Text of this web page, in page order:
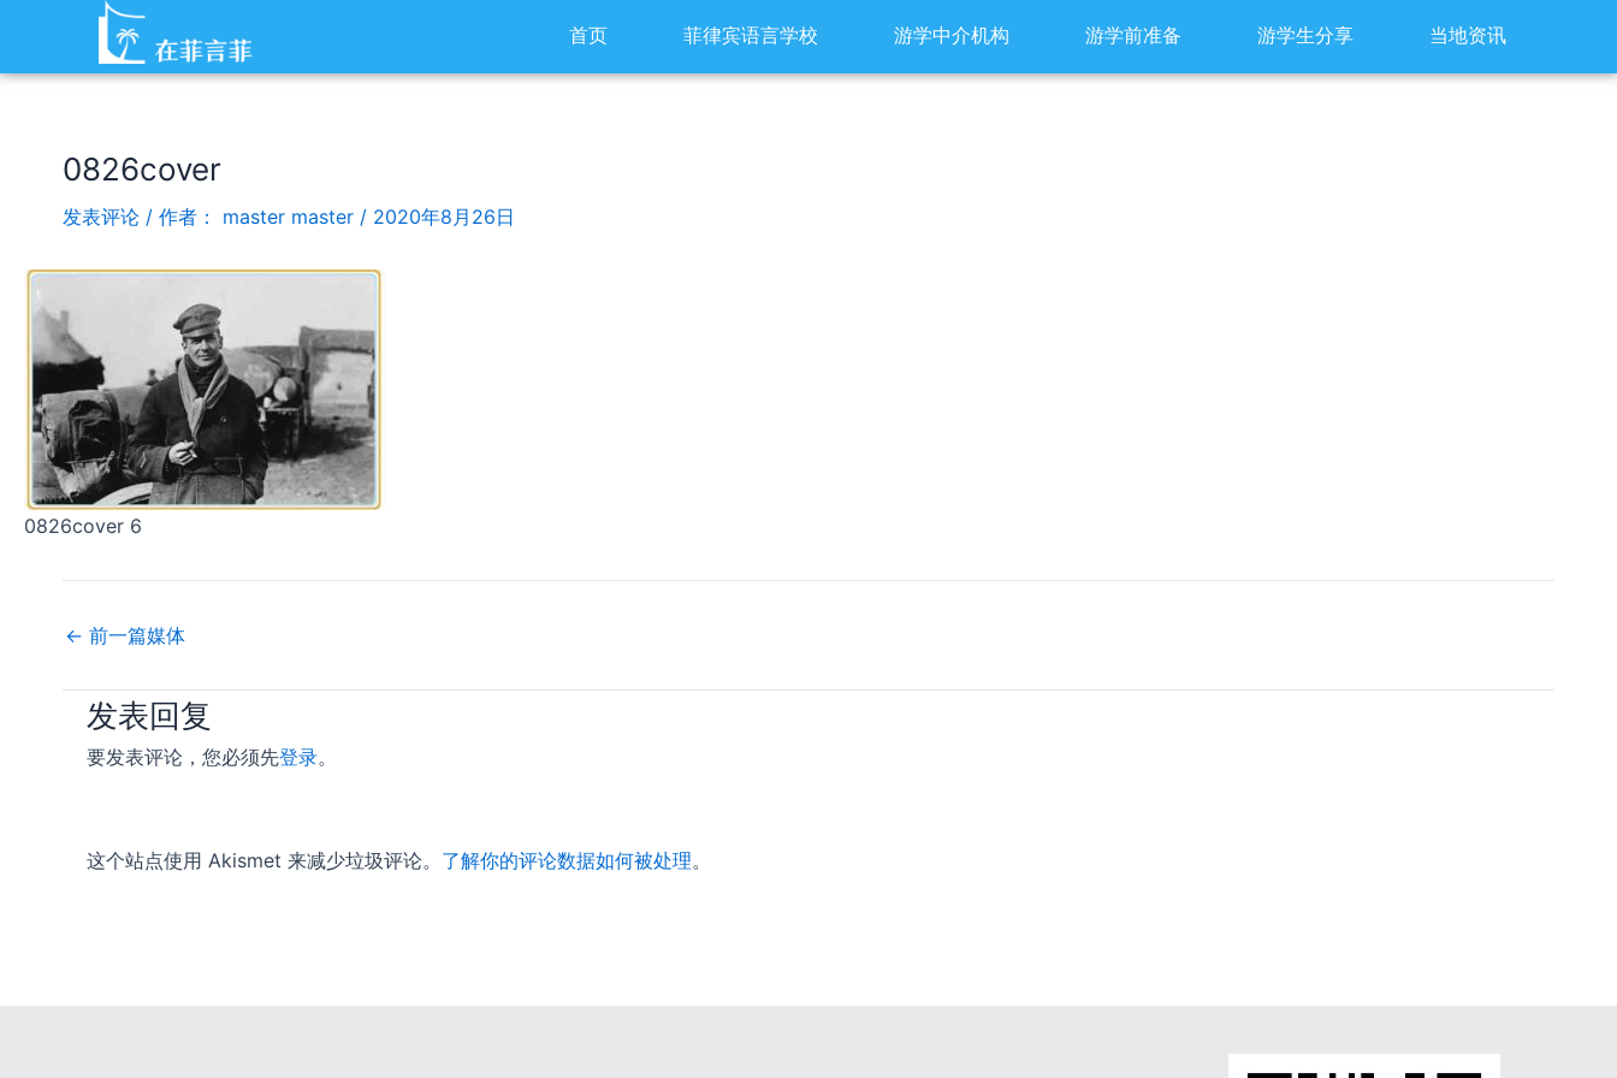
内
首页 菲律宾语言学校 游学中介机构 游学前准备 游学生分享 当地资讯
0826cover
发表评论 / 作者： master master / 2020年8月26日
0826cover 6
Post
navigation
← 前一篇媒体
发表回复
要发表评论，您必须先登录。
这个站点使用 Akismet 来减少垃圾评论。 了解你的评论数据如何被处理。